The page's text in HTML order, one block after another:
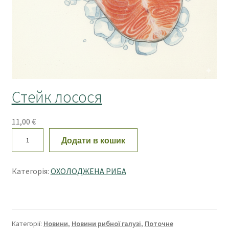
Стейк лосося
11,00 €
й
с
Додати в кошик
Категорія: ОХОЛОДЖЕНА РИБА
Категорії: Новини, Новини рибної галузі, Поточне